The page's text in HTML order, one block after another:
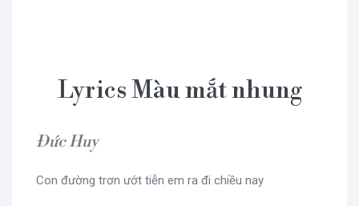
Lyrics Màu mắt nhung
Đức Huy
Con đường trơn ướt tiễn em ra đi chiều nay